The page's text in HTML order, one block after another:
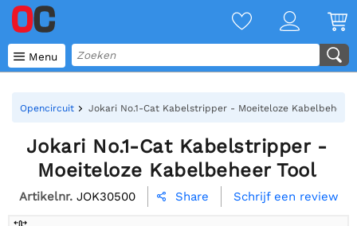
 Menu
Opencircuit Jokari No.1-Cat Kabelstripper - Moeiteloze Kabelbeheer
Jokari No.1-Cat Kabelstripper -
Moeiteloze Kabelbeheer Tool
Artikelnr. JOK30500  Share Schrijf een review